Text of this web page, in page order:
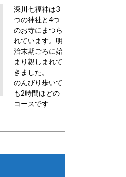
深川七福神は3
つの神社と4つ
のお寺にまつら
れています。明
治末期ごろに始
まり親しまれて
きました。
のんびり歩いて
も2時間ほどの
コースです